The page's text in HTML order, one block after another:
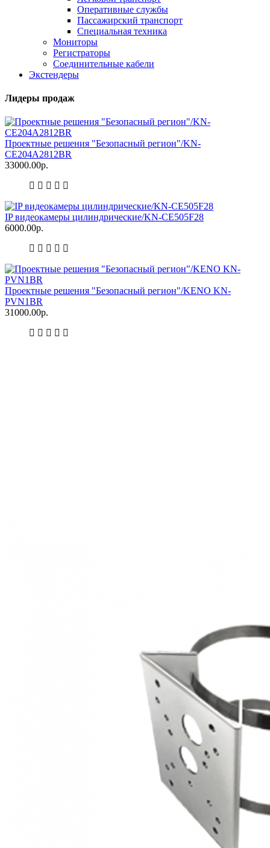
Оперативные службы
Пассажирский транспорт
Специальная техника
Мониторы
Регистраторы
Соединительные кабели
Экстендеры
Лидеры продаж
Проектные решения "Безопасный регион"/KN-
CE204A2812BR
33000.00р.
IP видеокамеры цилиндрические/KN-CE505F28
6000.00р.
Проектные решения "Безопасный регион"/KENO KN-
PVN1BR
31000.00р.